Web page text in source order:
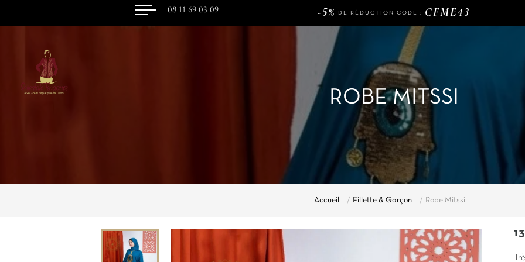
LIVRAISON GRATUITE DÈS 120€ D'ACHAT
-5%DE RÉDUCTION CODE :CFME43
LIVRAISON GRATUITE DÈS 120€
-5% DE RÉDUCTION CODE :
08 11 69 03 09
ROBE MITSSI
Accueil Fillette & Garçon Robe Mitssi